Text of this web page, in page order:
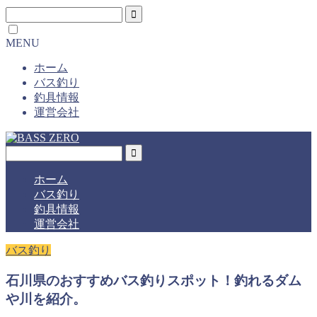
MENU
ホーム
バス釣り
釣具情報
運営会社
ホーム
バス釣り
釣具情報
運営会社
バス釣り
石川県のおすすめバス釣りスポット！釣れるダム
や川を紹介。